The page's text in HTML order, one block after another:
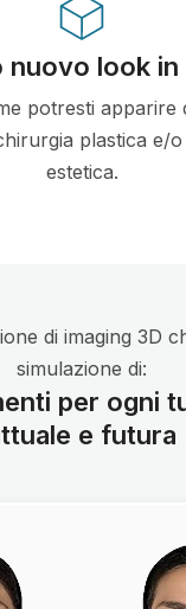
nuovo look in
potresti apparire
plastica e/o
estetica.
di imaging 3D
simulazione di:
per ogni
e futura